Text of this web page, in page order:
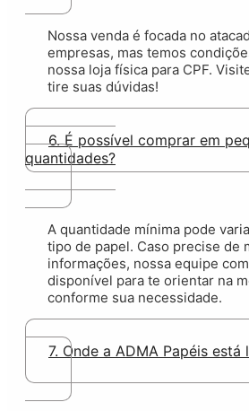
Nossa venda é focada no
empresas, mas temos
nossa loja física para CPF.
tire suas dúvidas!
6. É possível comprar em
quantidades?
A quantidade mínima pode
tipo de papel. Caso precise de
informações, nossa equipe
disponível para te orientar na
conforme sua necessidade.
7. Onde a ADMA Papéis está